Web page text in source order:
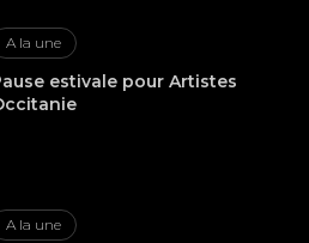
A la une
estivale pour Artistes
A la une